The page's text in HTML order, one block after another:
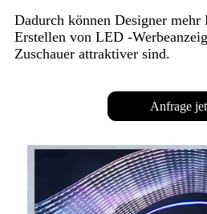
Dadurch können Designer mehr
Erstellen von LED -
Zuschauer attraktiver sind.
Anfrage